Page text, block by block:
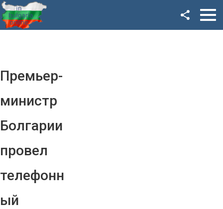
Премьер-
министр
Болгарии
провел
телефонн
ый